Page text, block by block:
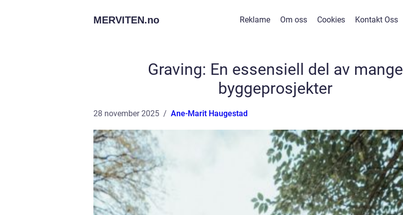
MERVITEN.no Reklame Om oss Cookies Kontakt Oss
Graving: En essensiell del av mange
byggeprosjekter
28 november 2025 Ane-Marit Haugestad